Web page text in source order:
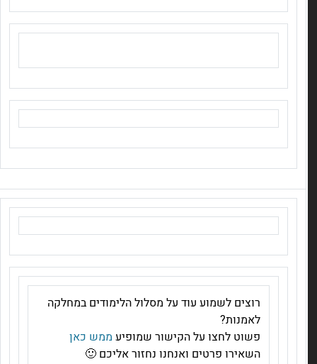
רוצים לשמוע עוד על מסלול הלימודים במחלקה
לאמנות?
פשוט לחצו על הקישור שמופיעממש כאן
השאירו פרטים ואנחנו נחזור אליכם 🙂